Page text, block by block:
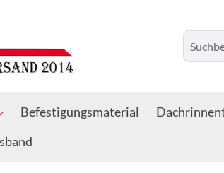
Befestigungsmaterial